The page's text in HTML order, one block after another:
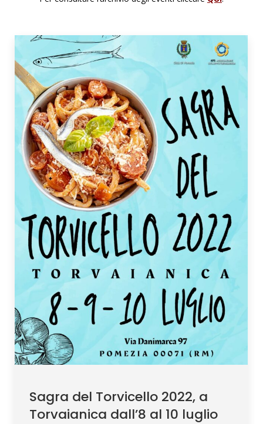
Sagra del Torvicello 2022, a
Torvaianica dall’8 al 10 luglio